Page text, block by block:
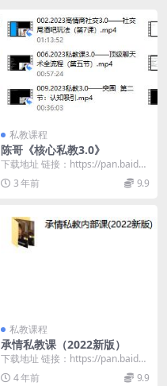
私教课程
陈哥《核心私教3.0》
下载地址 链接：https://pan.baidu.
com/s/1YlygJGR...
3 年前 9.9
私教课程
承情私教课（2022新版）
下载地址 链接：https://pan.baidu.
com/s/14yuH_J9...
4 年前 9.9